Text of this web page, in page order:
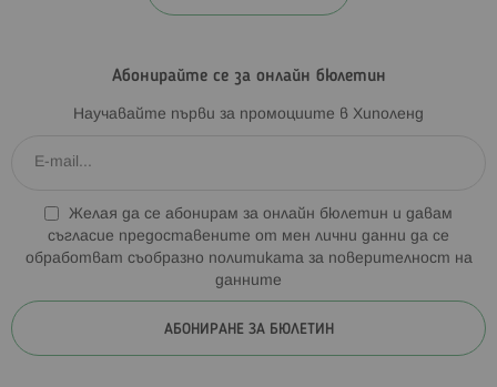
Абонирайте се за онлайн бюлетин
Научавайте първи за промоциите в Хиполенд
Желая да се абонирам за онлайн бюлетин и давам
съгласие предоставените от мен лични данни да се
обработват съобразно политиката за поверителност на
данните
АБОНИРАНЕ ЗА БЮЛЕТИН